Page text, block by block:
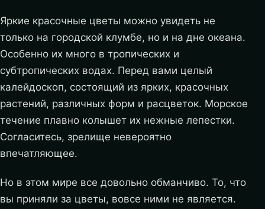
Яркие красочные цветы можно увидеть не
только на городской клумбе, но и на дне океана.
Особенно их много в тропических и
субтропических водах. Перед вами целый
калейдоскоп, состоящий из ярких, красочных
растений, различных форм и расцветок. Морское
течение плавно колышет их нежные лепестки.
Согласитесь, зрелище невероятно
впечатляющее.
Но в этом мире все довольно обманчиво. То, что
вы приняли за цветы, вовсе ними не является.